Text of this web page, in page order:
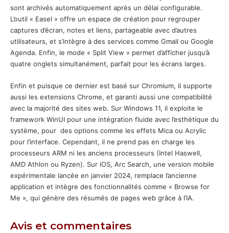
sont archivés automatiquement après un délai configurable.
L’outil « Easel » offre un espace de création pour regrouper
captures d’écran, notes et liens, partageable avec d’autres
utilisateurs, et s’intègre à des services comme Gmail ou Google
Agenda. Enfin, le mode « Split View » permet d’afficher jusqu’à
quatre onglets simultanément, parfait pour les écrans larges.
Enfin et puisque ce dernier est basé sur Chromium, il supporte
aussi les extensions Chrome, et garanti aussi une compatibilité
avec la majorité des sites web. Sur Windows 11, il exploite le
framework WinUI pour une intégration fluide avec l’esthétique du
système, pour des options comme les effets Mica ou Acrylic
pour l’interface. Cependant, il ne prend pas en charge les
processeurs ARM ni les anciens processeurs (Intel Haswell,
AMD Athlon ou Ryzen). Sur iOS, Arc Search, une version mobile
expérimentale lancée en janvier 2024, remplace l’ancienne
application et intègre des fonctionnalités comme « Browse for
Me », qui génère des résumés de pages web grâce à l’IA.
Avis et commentaires